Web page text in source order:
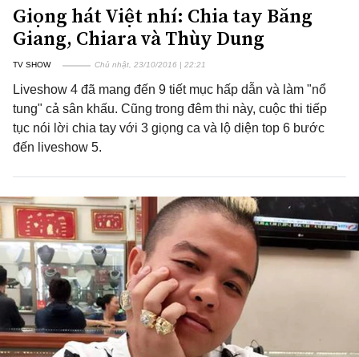
Giọng hát Việt nhí: Chia tay Băng
Giang, Chiara và Thùy Dung
TV SHOW Chủ nhật, 23/10/2016 | 22:21
Liveshow 4 đã mang đến 9 tiết mục hấp dẫn và làm "nổ
tung" cả sân khấu. Cũng trong đêm thi này, cuộc thi tiếp
tục nói lời chia tay với 3 giọng ca và lộ diện top 6 bước
đến liveshow 5.